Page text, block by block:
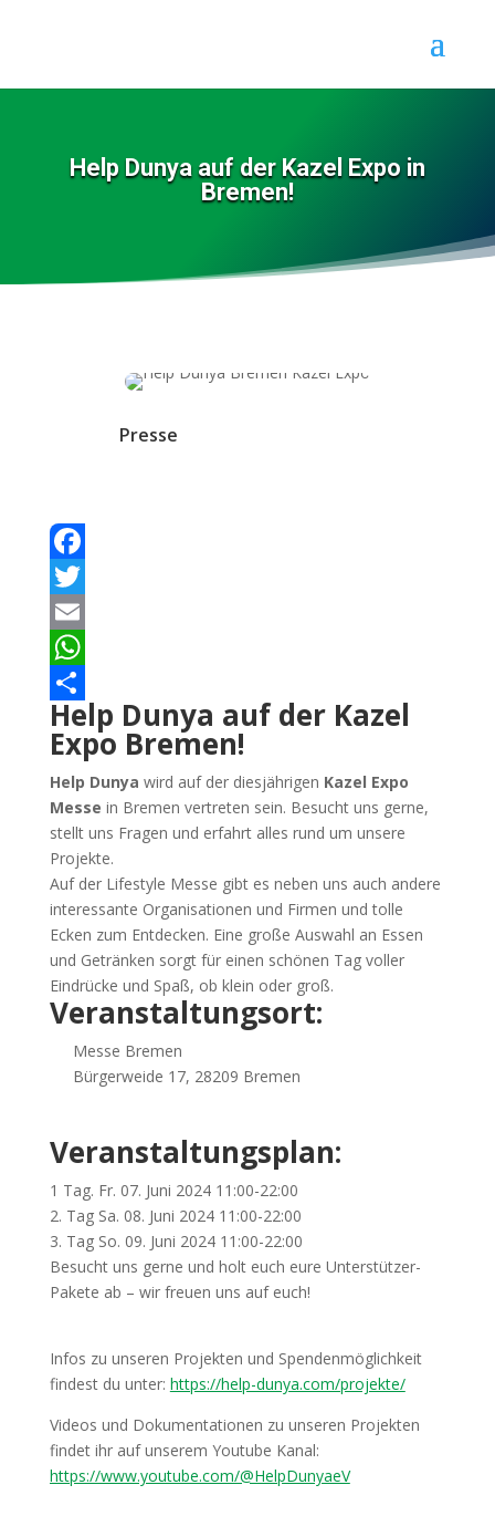
Help Dunya auf der Kazel Expo in
Bremen!
Presse
Facebook
Twitter
Email
WhatsApp
Teilen
Help Dunya auf der Kazel
Expo Bremen!
Help Dunya wird auf der diesjährigen Kazel Expo
Messe in Bremen vertreten sein. Besucht uns gerne,
stellt uns Fragen und erfahrt alles rund um unsere
Projekte.
Auf der Lifestyle Messe gibt es neben uns auch andere
interessante Organisationen und Firmen und tolle
Ecken zum Entdecken. Eine große Auswahl an Essen
und Getränken sorgt für einen schönen Tag voller
Eindrücke und Spaß, ob klein oder groß.
Veranstaltungsort:
Messe Bremen
Bürgerweide 17, 28209 Bremen
Veranstaltungsplan:
1 Tag. Fr. 07. Juni 2024 11:00-22:00
2. Tag Sa. 08. Juni 2024 11:00-22:00
3. Tag So. 09. Juni 2024 11:00-22:00
Besucht uns gerne und holt euch eure Unterstützer-
Pakete ab – wir freuen uns auf euch!
Infos zu unseren Projekten und Spendenmöglichkeit
findest du unter: https://help-dunya.com/projekte/
Videos und Dokumentationen zu unseren Projekten
findet ihr auf unserem Youtube Kanal:
https://www.youtube.com/@HelpDunyaeV